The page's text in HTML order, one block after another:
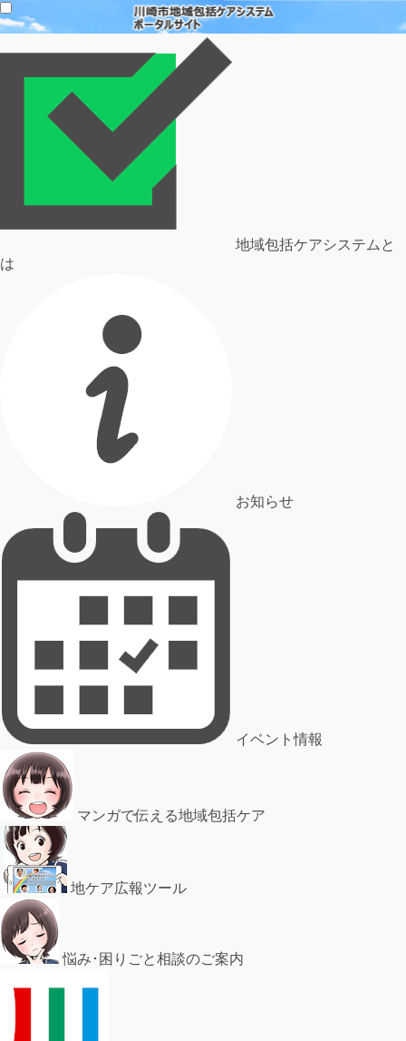
地域包括ケアシステムと
は
お知らせ
イベント情報
マンガで伝える地域包括ケア
地ケア広報ツール
悩み･困りごと相談のご案内